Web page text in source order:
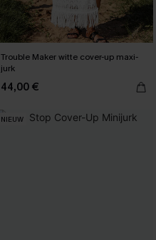
Trouble Maker witte cover-up maxi-
jurk
44,00 €
NIEUW